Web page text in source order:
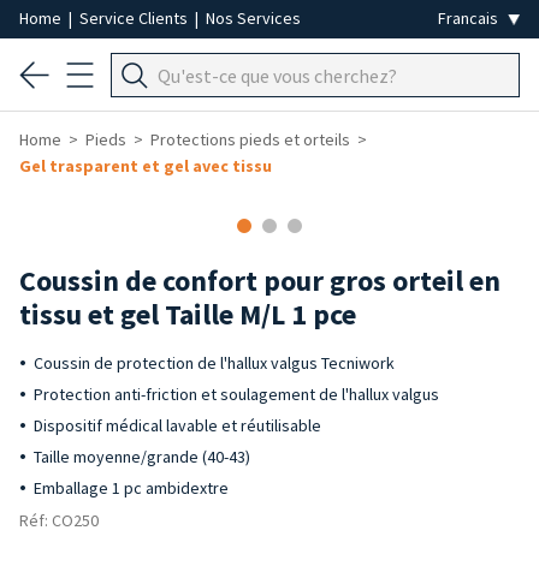
Home | Service Clients | Nos Services
Home Pieds
Protections pieds et orteils
Gel trasparent et gel avec tissu
Coussin de confort pour gros orteil en
tissu et gel Taille M/L 1 pce
Coussin de protection de l'hallux valgus Tecniwork
Protection anti-friction et soulagement de l'hallux valgus
Dispositif médical lavable et réutilisable
Taille moyenne/grande (40-43)
Emballage 1 pc ambidextre
Réf: CO250